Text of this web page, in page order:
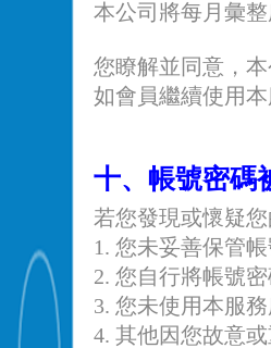
本公司將每月彙
您瞭解並同意，
如會員繼續使用
十、帳號密碼
若您發現或懷疑
1. 您未妥善保管
2. 您自行將帳號
3. 您未使用本服
4. 其他因您故意